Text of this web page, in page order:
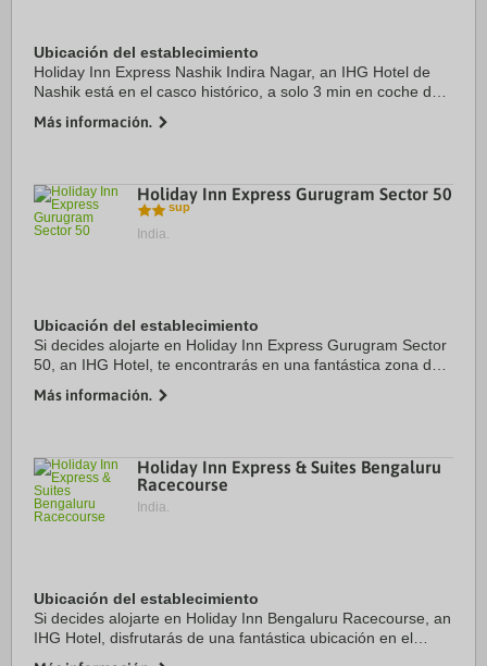
Ubicación del establecimiento
Holiday Inn Express Nashik Indira Nagar, an IHG Hotel de
Nashik está en el casco histórico, a solo 3 min en coche de
este hotel se encuentra a 4,6 km ...
Más información.
Holiday Inn Express Gurugram Sector 50
India.
Ubicación del establecimiento
Si decides alojarte en Holiday Inn Express Gurugram Sector
50, an IHG Hotel, te encontrarás en una fantástica zona de
comercial Good Earth City Centre y ...
Más información.
Holiday Inn Express & Suites Bengaluru
Racecourse
India.
Ubicación del establecimiento
Si decides alojarte en Holiday Inn Bengaluru Racecourse, an
IHG Hotel, disfrutarás de una fantástica ubicación en el